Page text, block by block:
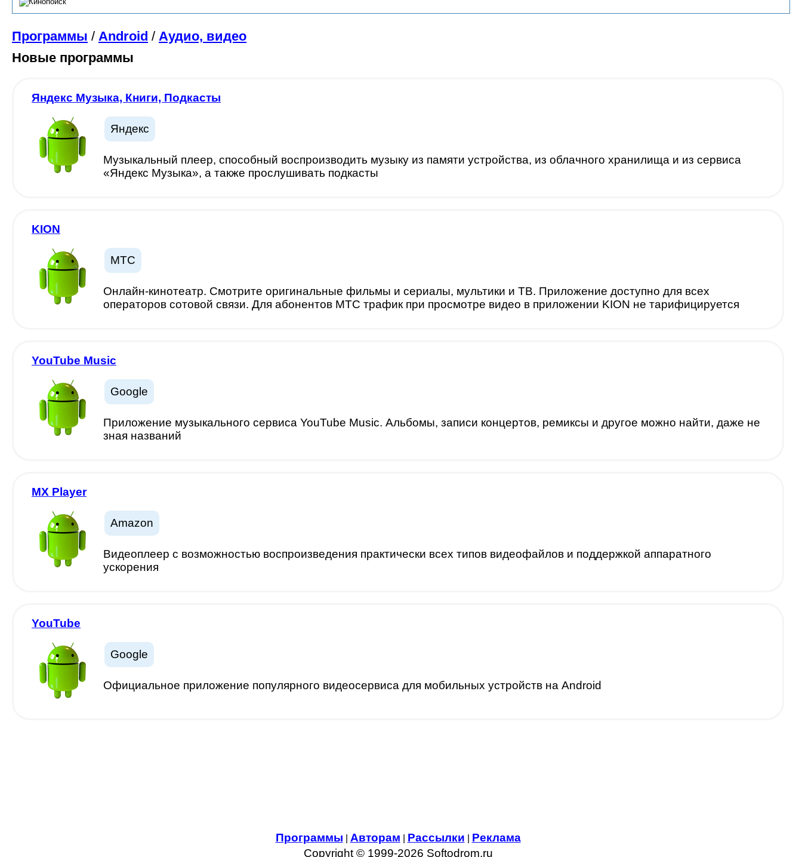
Программы / Android / Аудио, видео
Новые программы
Яндекс Музыка, Книги, Подкасты
Яндекс
Музыкальный плеер, способный воспроизводить музыку из памяти устройства, из облачного хранилища и из сервиса
«Яндекс Музыка», а также прослушивать подкасты
KION
МТС
Онлайн-кинотеатр. Смотрите оригинальные фильмы и сериалы, мультики и ТВ. Приложение доступно для всех
операторов сотовой связи. Для абонентов МТС трафик при просмотре видео в приложении KION не тарифицируется
YouTube Music
Google
Приложение музыкального сервиса YouTube Music. Альбомы, записи концертов, ремиксы и другое можно найти, даже не
зная названий
MX Player
Amazon
Видеоплеер с возможностью воспроизведения практически всех типов видеофайлов и поддержкой аппаратного
ускорения
YouTube
Google
Официальное приложение популярного видеосервиса для мобильных устройств на Android
Программы Авторам Рассылки
Реклама
Copyright © 1999-2026 Softodrom.ru